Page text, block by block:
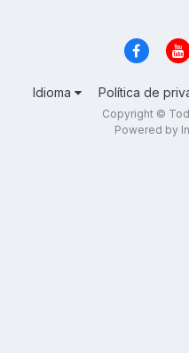
Idioma Política de
Copyright ©
Powered by